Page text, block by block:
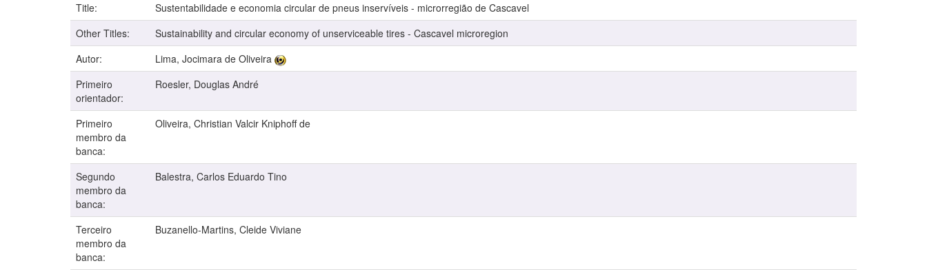
Title:
Sustentabilidade e economia circular de pneus inservíveis - microrregião de Cascavel
Other Titles:
Sustainability and circular economy of unserviceable tires - Cascavel microregion
Autor:
Lima, Jocimara de Oliveira
Primeiro
orientador:
Roesler, Douglas André
Primeiro
membro da
banca:
Oliveira, Christian Valcir Kniphoff de
Segundo
membro da
banca:
Balestra, Carlos Eduardo Tino
Terceiro
membro da
banca:
Buzanello-Martins, Cleide Viviane